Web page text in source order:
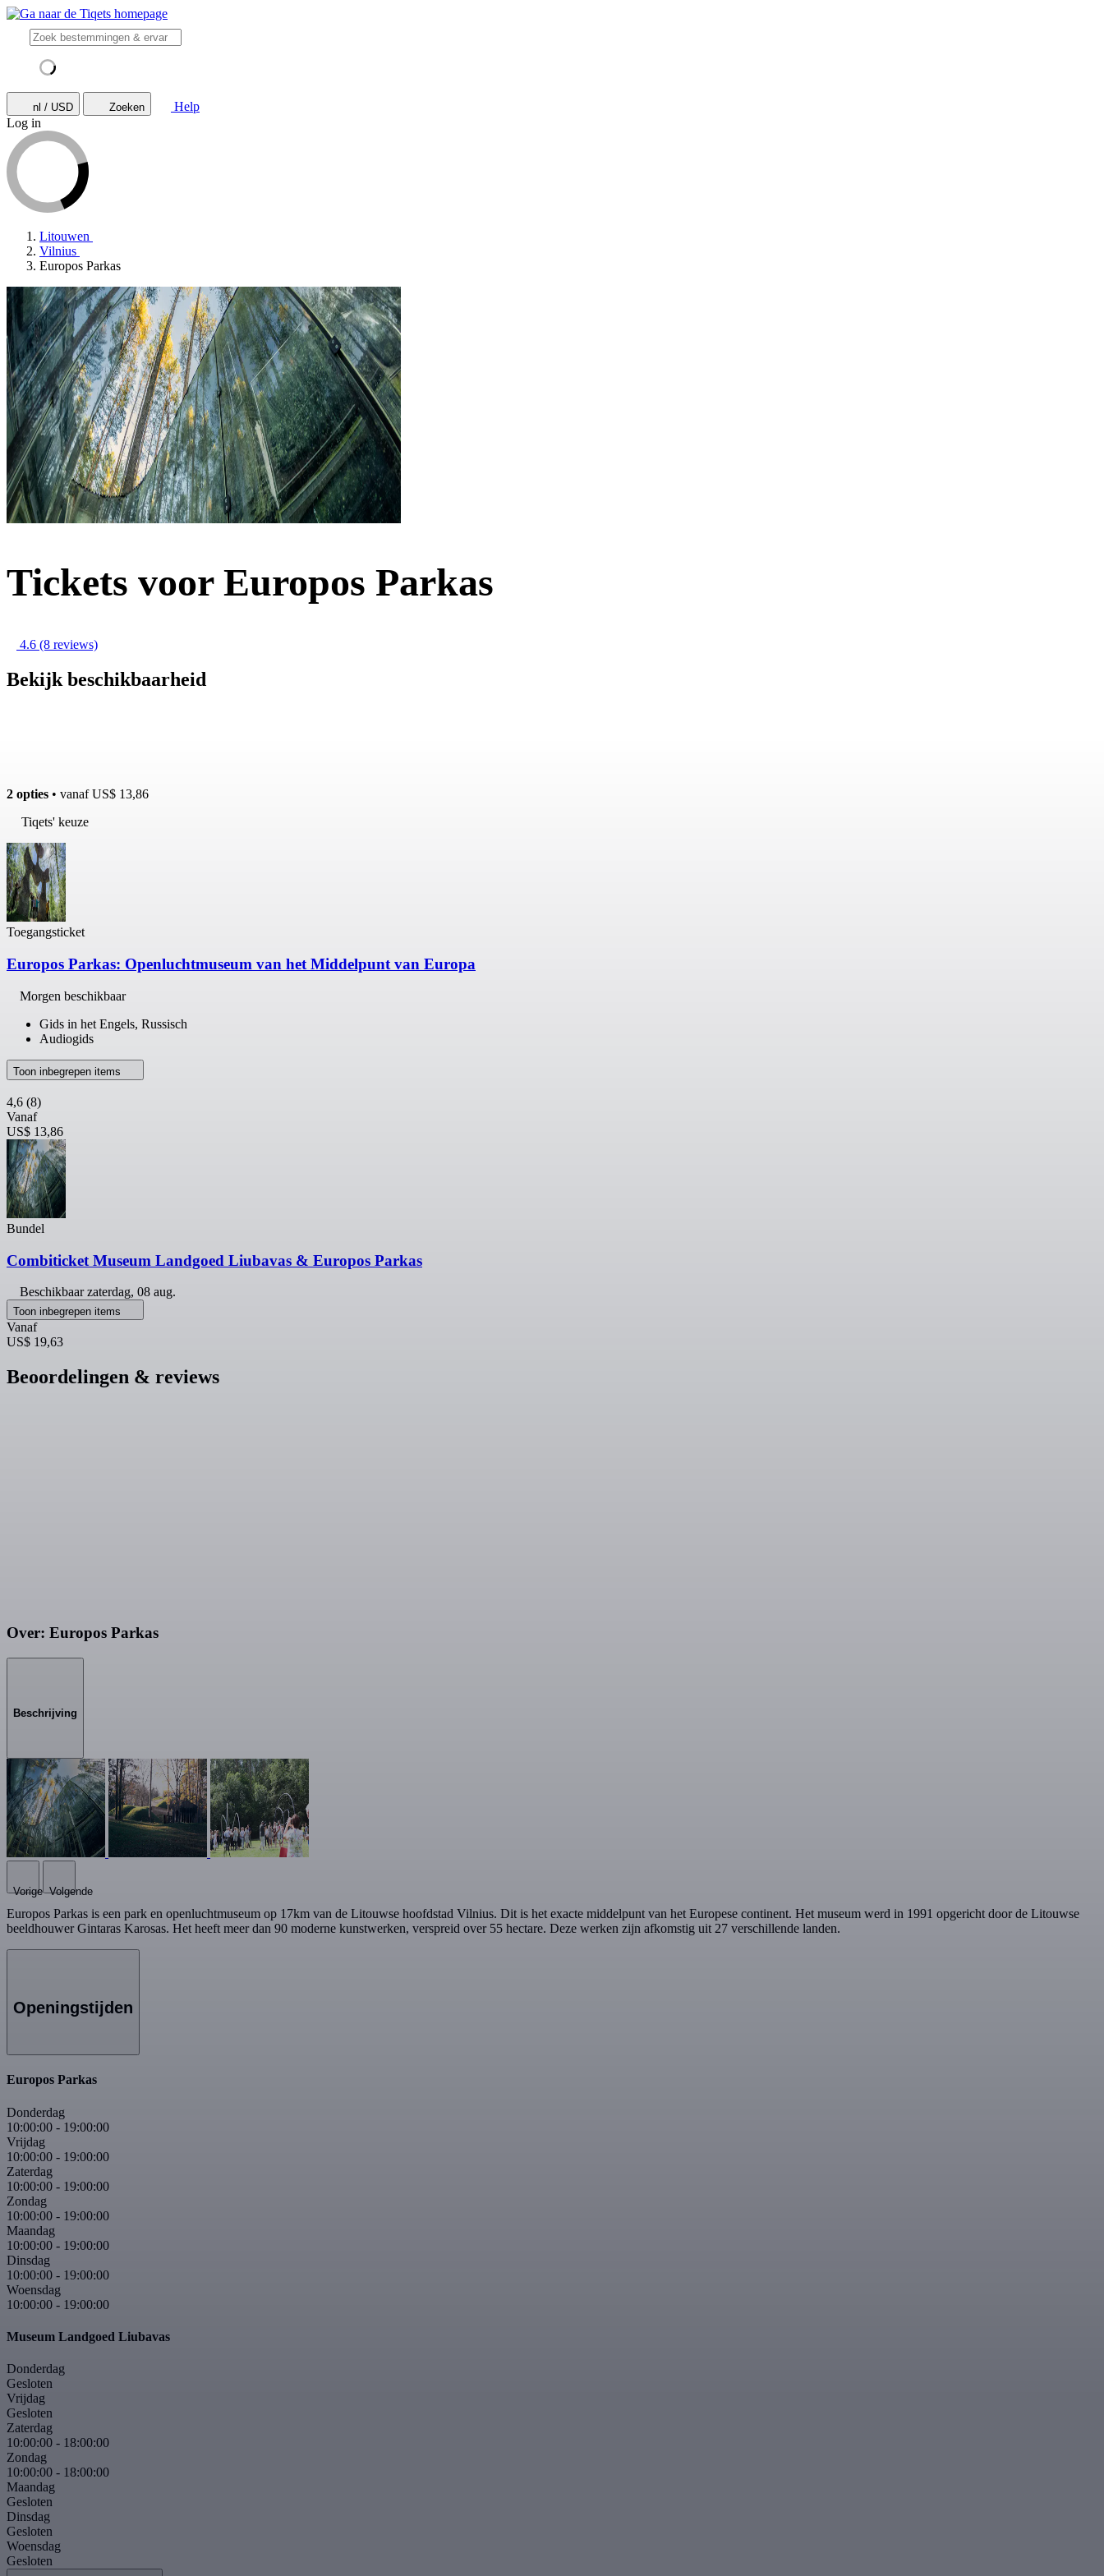
nl / USD Zoeken
Help
Log in
Litouwen
Vilnius
Europos Parkas
Tickets voor Europos Parkas
4.6 (8 reviews)
Bekijk beschikbaarheid
2 opties • vanafUS$ 13,86
Tiqets' keuze
Toegangsticket
Europos Parkas: Openluchtmuseum van het Middelpunt van Europa
Morgen beschikbaar
Gids in het Engels, Russisch
Audiogids
Toon inbegrepen items
4,6 (8)
Vanaf
US$ 13,86
Bundel
Combiticket Museum Landgoed Liubavas & Europos Parkas
Beschikbaarzaterdag, 08 aug.
Toon inbegrepen items
Vanaf
US$ 19,63
Beoordelingen & reviews
Over: Europos Parkas
Beschrijving
Vorige Volgende
Europos Parkas is een park en openluchtmuseum op 17km van de Litouwse hoofdstad Vilnius. Dit is het exacte middelpunt van het Europese continent. Het museum werd in 1991 opgericht door de Litouwse
beeldhouwer Gintaras Karosas. Het heeft meer dan 90 moderne kunstwerken, verspreid over 55 hectare. Deze werken zijn afkomstig uit 27 verschillende landen.
Openingstijden
Europos Parkas
Donderdag
10:00:00 - 19:00:00
Vrijdag
10:00:00 - 19:00:00
Zaterdag
10:00:00 - 19:00:00
Zondag
10:00:00 - 19:00:00
Maandag
10:00:00 - 19:00:00
Dinsdag
10:00:00 - 19:00:00
Woensdag
10:00:00 - 19:00:00
Museum Landgoed Liubavas
Donderdag
Gesloten
Vrijdag
Gesloten
Zaterdag
10:00:00 - 18:00:00
Zondag
10:00:00 - 18:00:00
Maandag
Gesloten
Dinsdag
Gesloten
Woensdag
Gesloten